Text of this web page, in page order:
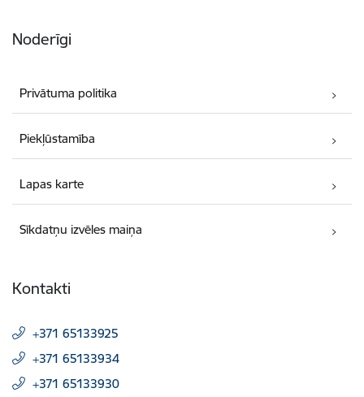
Noderīgi
Privātuma politika
Piekļūstamība
Lapas karte
Sīkdatņu izvēles maiņa
Kontakti
+371 65133925
+371 65133934
+371 65133930